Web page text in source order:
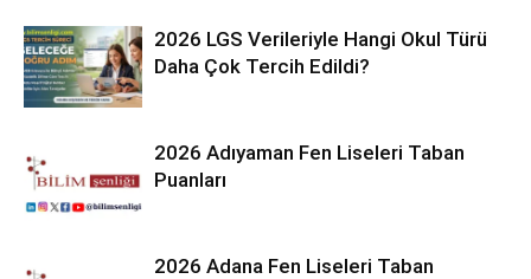
2026 LGS Verileriyle Hangi Okul Türü
Daha Çok Tercih Edildi?
2026 Adıyaman Fen Liseleri Taban
Puanları
2026 Adana Fen Liseleri Taban